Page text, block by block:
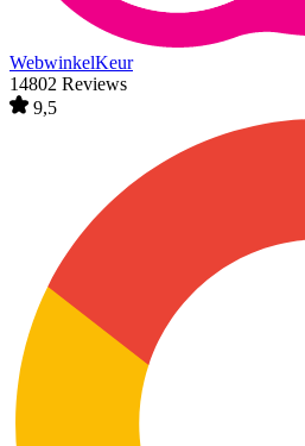
WebwinkelKeur
14802 Reviews
9,5